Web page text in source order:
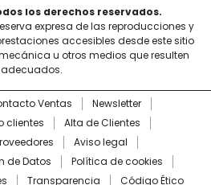
los derechos reservados.
expresa de las reproducciones y
accesibles desde este sitio
u otros medios que resulten
adecuados.
Ventas
Newsletter
clientes
Alta de Clientes
Aviso legal
de Datos
Política de cookies
Transparencia Código Ético